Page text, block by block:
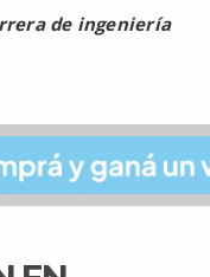
de ingeniería